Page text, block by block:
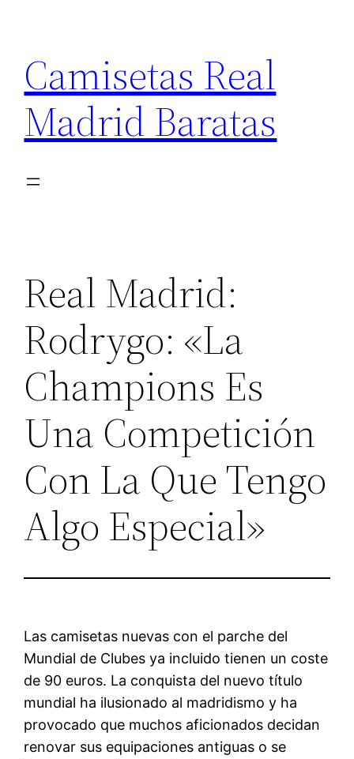
contenido
Camisetas Real
Madrid Baratas
Real Madrid:
Rodrygo: «La
Champions Es
Una Competición
Con La Que Tengo
Algo Especial»
Las camisetas nuevas con el parche del
Mundial de Clubes ya incluido tienen un coste
de 90 euros. La conquista del nuevo título
mundial ha ilusionado al madridismo y ha
provocado que muchos aficionados decidan
renovar sus equipaciones antiguas o se